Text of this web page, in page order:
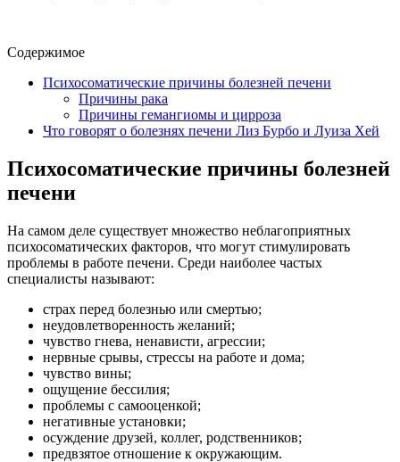
Содержимое
Психосоматические причины болезней печени
Причины рака
Причины гемангиомы и цирроза
Что говорят о болезнях печени Лиз Бурбо и Луиза Хей
Психосоматические причины болезней
печени
На самом деле существует множество неблагоприятных
психосоматических факторов, что могут стимулировать
проблемы в работе печени. Среди наиболее частых
специалисты называют:
страх перед болезнью или смертью;
неудовлетворенность желаний;
чувство гнева, ненависти, агрессии;
нервные срывы, стрессы на работе и дома;
чувство вины;
ощущение бессилия;
проблемы с самооценкой;
негативные установки;
осуждение друзей, коллег, родственников;
предвзятое отношение к окружающим.